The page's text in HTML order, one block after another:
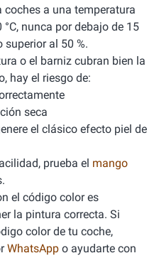
a una temperatura
nunca por debajo de 15
superior al 50 %.
o el barniz cubran bien la
hay el riesgo de:
seca
el clásico efecto piel de
prueba el mango
el código color es
la pintura correcta. Si
color de tu coche,
WhatsApp o ayudarte con